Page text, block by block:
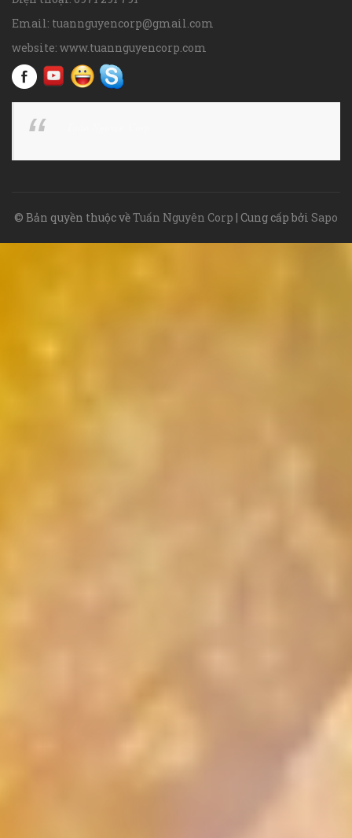
Email: tuannguyencorp@gmail.com
website: www.tuannguyencorp.com
© Bản quyền thuộc vềTuấn Nguyên Corp | Cung cấp bởi Sapo